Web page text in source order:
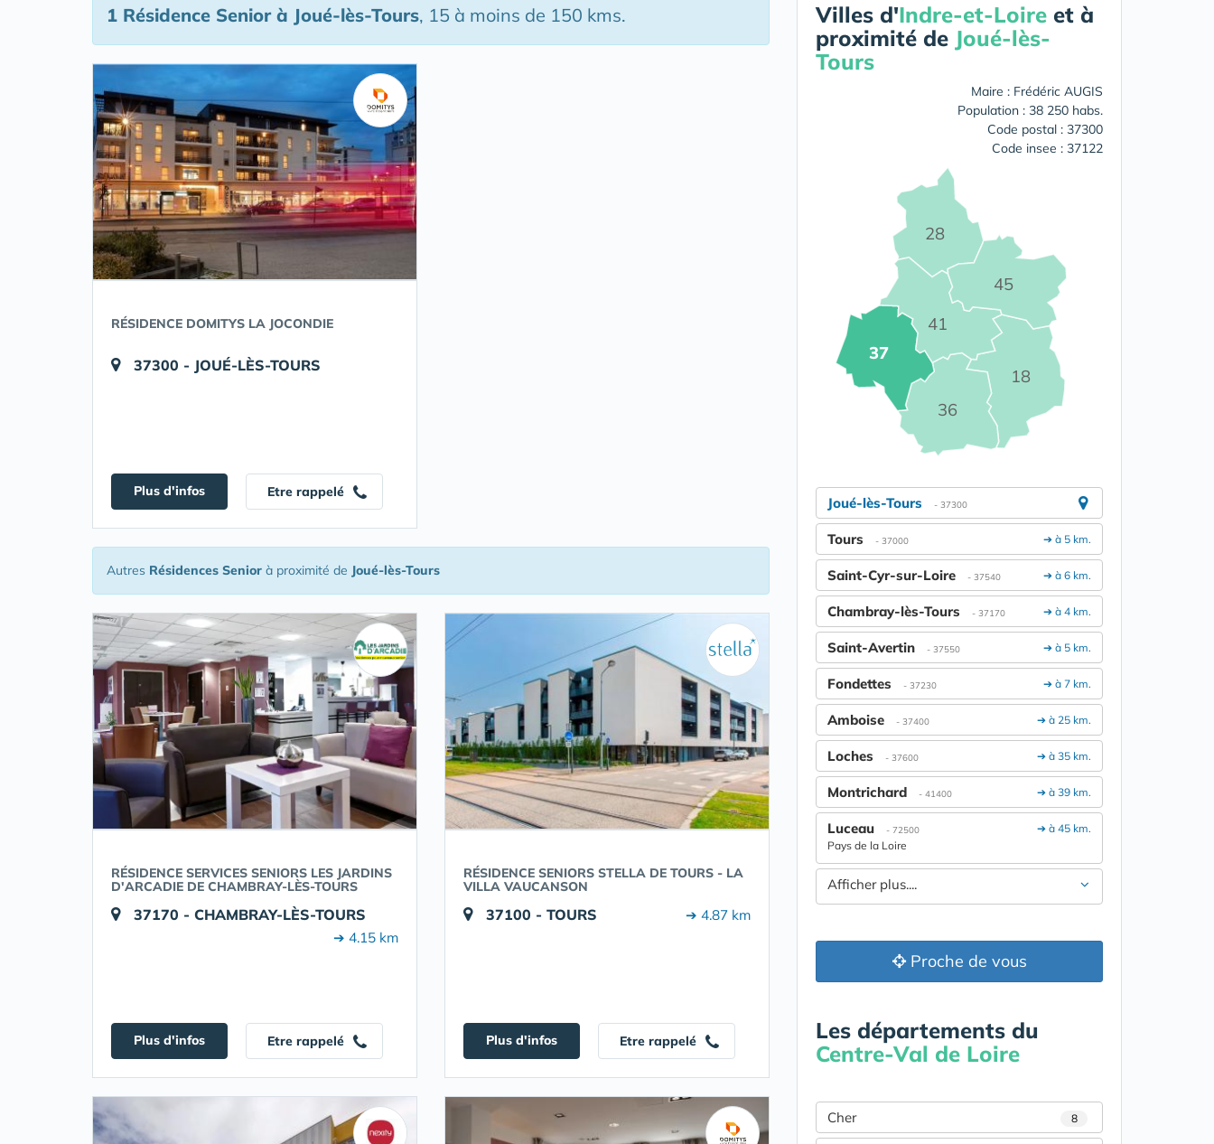
1 Résidence Seniorà Joué-lès-Tours, 15 à moins de 150 kms.
RÉSIDENCE DOMITYS LA JOCONDIE
37300 - JOUÉ-LÈS-TOURS
Plus d'infos Etre rappelé
Autres Résidences Senior à proximité de Joué-lès-Tours
RÉSIDENCE SERVICES SENIORS LES JARDINS
D'ARCADIE DE CHAMBRAY-LÈS-TOURS
37170 - CHAMBRAY-LÈS-TOURS
➔ 4.15 km
Plus d'infos Etre rappelé
RÉSIDENCE SENIORS STELLA DE TOURS - LA
VILLA VAUCANSON
37100 - TOURS ➔ 4.87 km
Plus d'infos Etre rappelé
Villes d'Indre-et-Loire et à
proximité de Joué-lès-
Tours
Maire : Frédéric AUGIS
Population : 38 250 habs.
Code postal : 37300
Code insee : 37122
18
28
36
37
41
45
Joué-lès-Tours - 37300
➔ à 5 km.
Tours - 37000
➔ à 6 km.
Saint-Cyr-sur-Loire - 37540
➔ à 4 km.
Chambray-lès-Tours - 37170
➔ à 5 km.
Saint-Avertin - 37550
➔ à 7 km.
Fondettes - 37230
➔ à 25 km.
Amboise - 37400
➔ à 35 km.
Loches - 37600
➔ à 39 km.
Montrichard - 41400
➔ à 45 km.
Luceau - 72500
Pays de la Loire
Afficher plus....
Proche de vous
Les départements du
Centre-Val de Loire
Cher 8